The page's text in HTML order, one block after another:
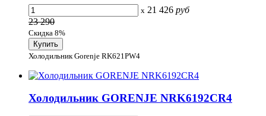
x 21 426 руб
23 290
Скидка 8%
Холодильник Gorenje RK621PW4
Холодильник GORENJE NRK6192CR4